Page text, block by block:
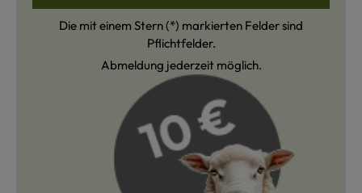
Die mit einem Stern (*) markierten Felder sind
Pflichtfelder.
Abmeldung jederzeit möglich.